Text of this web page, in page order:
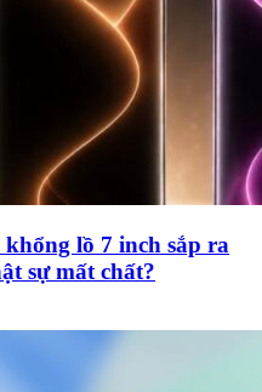
khổng lồ 7 inch sắp ra
sự mất chất?